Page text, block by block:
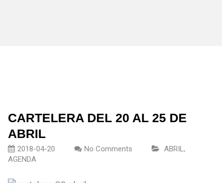
CARTELERA DEL 20 AL 25 DE
ABRIL
2018-04-20 No Comments ABRIL ,
AGENDA